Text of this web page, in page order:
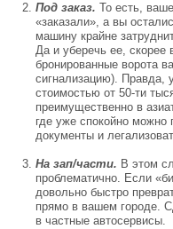
Под заказ. То есть,
«заказали», а вы
машину крайне
Да и уберечь ее, скорее
бронированные ворота
сигнализацию). Правда,
стоимостью от 50-ти
преимущественно в
где уже спокойно можно
документы и
На зап/части. В этом
проблематично. Если
довольно быстро
прямо в вашем городе.
в частные автосервисы.